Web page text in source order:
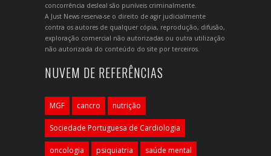
concorrência desleal são puníveis criminalmente.
A Just News reserva-se o direito de agir judicialmente
contra os autores de qualquer cópia, reprodução, difusão,
exploração comercial não autorizadas ou outra utilização
não autorizada do conteúdo do site por terceiros.
NUVEM DE REFERÊNCIAS
MGF cancro nutrição
Sociedade Portuguesa de Cardiologia
oncologia psiquiatria saúde mental